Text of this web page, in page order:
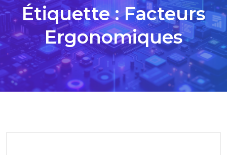
Étiquette :Facteurs
Ergonomiques